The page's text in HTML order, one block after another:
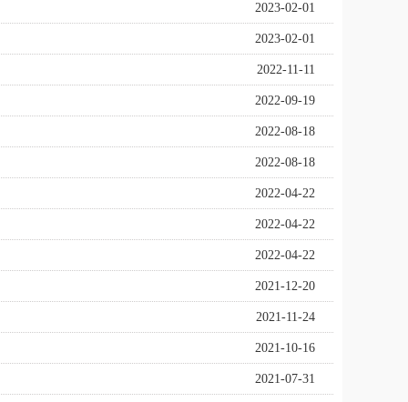
2023-02-01
2023-02-01
2022-11-11
2022-09-19
2022-08-18
2022-08-18
2022-04-22
2022-04-22
2022-04-22
2021-12-20
2021-11-24
2021-10-16
2021-07-31